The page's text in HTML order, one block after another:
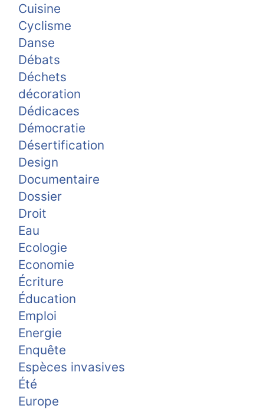
Cuisine
Cyclisme
Danse
Débats
Déchets
décoration
Dédicaces
Démocratie
Désertification
Design
Documentaire
Dossier
Droit
Eau
Ecologie
Economie
Écriture
Éducation
Emploi
Energie
Enquête
Espèces invasives
Été
Europe